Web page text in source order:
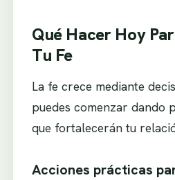
Qué Hacer Hoy
Tu Fe
La fe crece mediante
puedes comenzar dando
que fortalecerán tu
Acciones prácticas